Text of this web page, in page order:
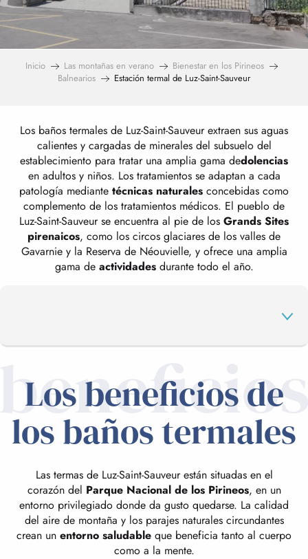
Inicio Las montañas en verano
Bienestar en los Pirineos
Balnearios
Estación termal de Luz-Saint-Sauveur
Los baños termales de Luz-Saint-Sauveur extraen sus aguas
calientes y cargadas de minerales del subsuelo del
establecimiento para tratar una amplia gama dedolencias
en adultos y niños. Los tratamientos se adaptan a cada
patología mediante técnicas naturales concebidas como
complemento de los tratamientos médicos. El pueblo de
Luz-Saint-Sauveur se encuentra al pie de los Grands Sites
pirenaicos, como los circos glaciares de los valles de
Gavarnie y la Reserva de Néouvielle, y ofrece una amplia
gama de actividadesdurante todo el año.
LOS BAÑOS TERMALES
INDICACIONES TERAPÉUTICAS
INFORMACIÓN PRÁCTICA
LUZ-SAINT-SAUVEUR
Los beneficios de
los baños termales
Las termas de Luz-Saint-Sauveur están situadas en el
corazón del Parque Nacional de los Pirineos, en un
entorno privilegiado donde da gusto quedarse. La calidad
del aire de montaña y los parajes naturales circundantes
crean un entorno saludable que beneficia tanto al cuerpo
como a la mente.